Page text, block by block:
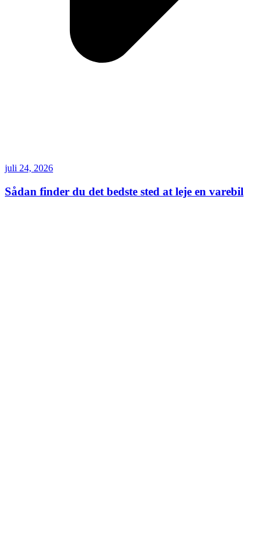
juli 24, 2026
Sådan finder du det bedste sted at leje en varebil